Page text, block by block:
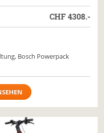
CHF4308.-
Bosch Powerpack